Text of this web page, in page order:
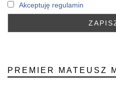
Akceptuję regulamin
PREMIER MATEUSZ